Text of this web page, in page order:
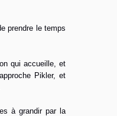
prendre le temps
qui accueille, et
Pikler, et
à grandir par la